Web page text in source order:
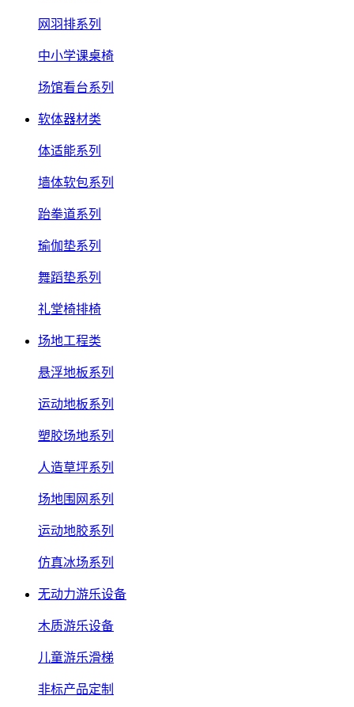
网羽排系列
中小学课桌椅
场馆看台系列
软体器材类
体适能系列
墙体软包系列
跆拳道系列
瑜伽垫系列
舞蹈垫系列
礼堂椅排椅
场地工程类
悬浮地板系列
运动地板系列
塑胶场地系列
人造草坪系列
场地围网系列
运动地胶系列
仿真冰场系列
无动力游乐设备
木质游乐设备
儿童游乐滑梯
非标产品定制